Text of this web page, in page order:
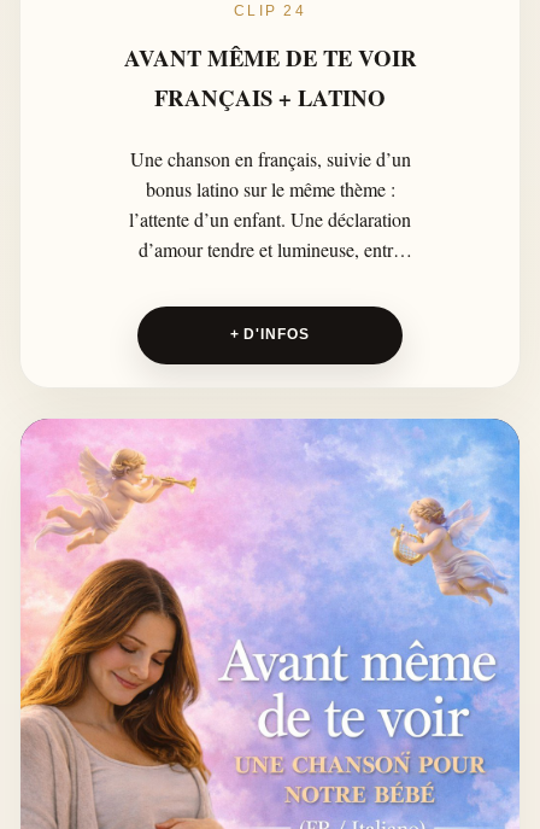
CLIP 24
AVANT MÊME DE TE VOIR
FRANÇAIS + LATINO
Une chanson en français, suivie d’un
bonus latino sur le même thème :
l’attente d’un enfant. Une déclaration
d’amour tendre et lumineuse, entre
de cœur, pour ce bébé déjà au centre
de tout.
+ D'INFOS